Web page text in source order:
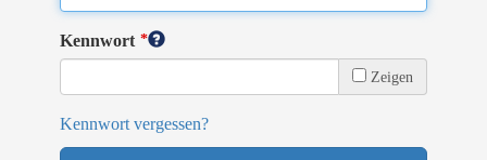
Kennwort
Zeigen
Kennwort vergessen?